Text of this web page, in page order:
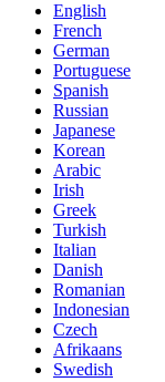
English
French
German
Portuguese
Spanish
Russian
Japanese
Korean
Arabic
Irish
Greek
Turkish
Italian
Danish
Romanian
Indonesian
Czech
Afrikaans
Swedish